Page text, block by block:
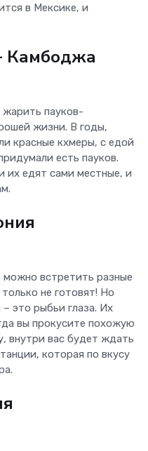
в Мексике, и
пауков-
жизни. В годы,
красные кхмеры, с едой
есть пауков.
их едят сами местные, и
можно встретить разные
не готовят! Но
это рыбьи глаза. Их
вы прокусите похожую
внутри вас будет ждать
которая по вкусу